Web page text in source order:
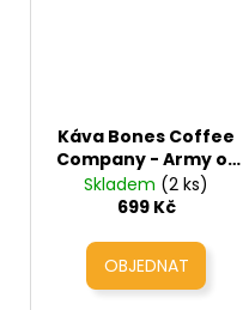
Káva Bones Coffee
Company - Army of
Dark Chocolate
(tmavá čokoláda)
Skladem (2 ks)
699 Kč